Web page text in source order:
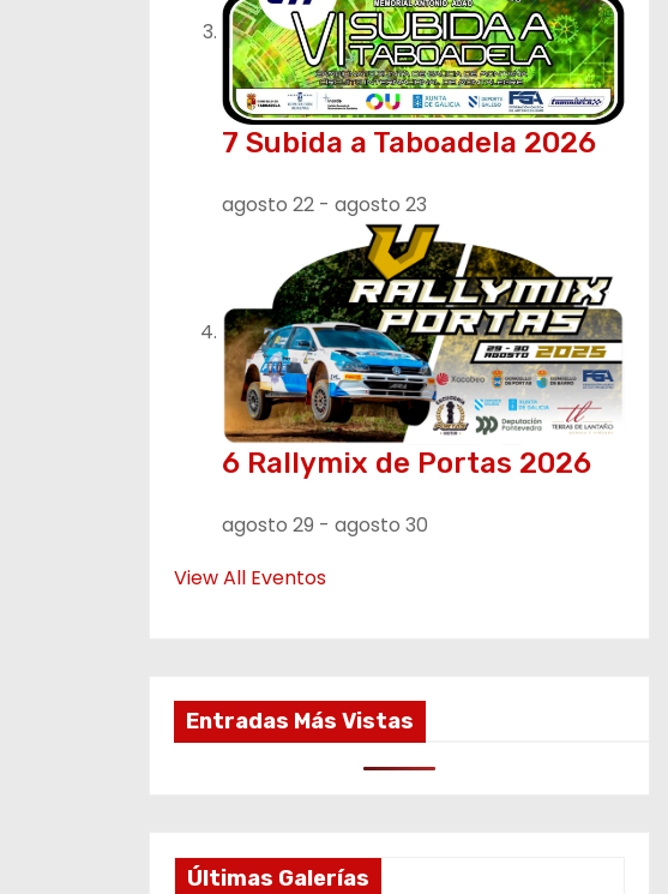
7 Subida a Taboadela 2026
agosto 22 - agosto 23
6 Rallymix de Portas 2026
agosto 29 - agosto 30
View All Eventos
Entradas Más Vistas
Últimas Galerías